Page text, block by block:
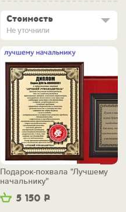
Стоимость
Не уточнили
5 150 Р
Подарок-похвала "Лучшему
начальнику"